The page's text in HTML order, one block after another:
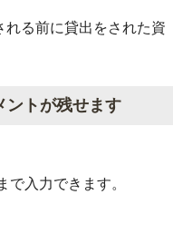
る前に貸出をされた資
ントが残せます
で入力できます。